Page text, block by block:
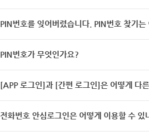
PIN번호를 잊어버렸습니다. PIN번호 찾기는
PIN번호가 무엇인가요?
[APP 로그인]과 [간편 로그인]은 어떻게 다
전화번호 안심로그인은 어떻게 이용할 수 있